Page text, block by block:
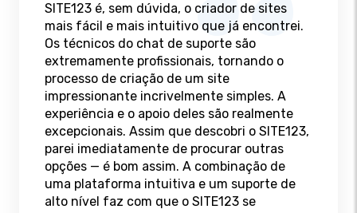
SITE123 é, sem dúvida, o criador de sites
mais fácil e mais intuitivo que já encontrei.
Os técnicos do chat de suporte são
extremamente profissionais, tornando o
processo de criação de um site
impressionante incrivelmente simples. A
experiência e o apoio deles são realmente
excepcionais. Assim que descobri o SITE123,
parei imediatamente de procurar outras
opções — é bom assim. A combinação de
uma plataforma intuitiva e um suporte de
alto nível faz com que o SITE123 se